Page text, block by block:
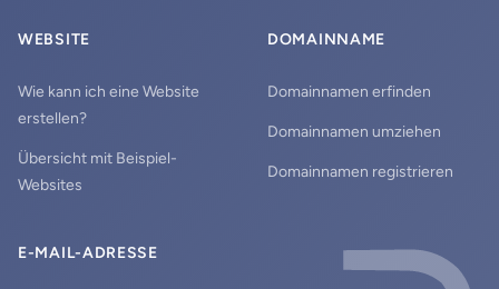
WEBSITE
Wie kann ich eine Website
erstellen?
Übersicht mit Beispiel-
Websites
DOMAINNAME
Domainnamen erfinden
Domainnamen umziehen
Domainnamen registrieren
E-MAIL-ADRESSE